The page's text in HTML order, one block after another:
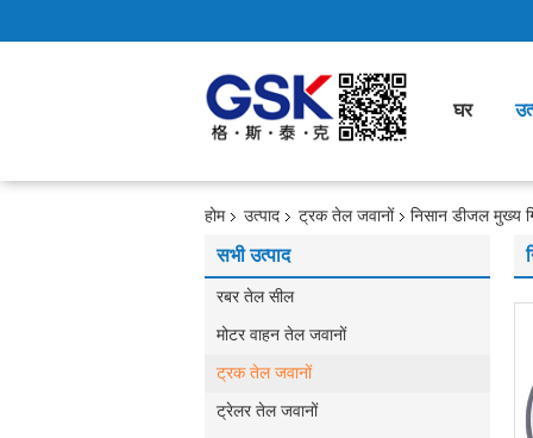
घर
होम उत्पाद ट्रक तेल जवानों निसान डीजल मुख्य
सभी उत्पाद
रबर तेल सील
मोटर वाहन तेल जवानों
ट्रक तेल जवानों
ट्रेलर तेल जवानों